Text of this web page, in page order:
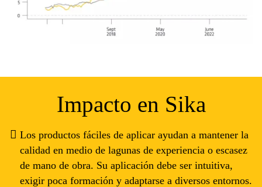
Impacto en Sika
Los productos fáciles de aplicar ayudan a mantener la
calidad en medio de lagunas de experiencia o escasez
de mano de obra. Su aplicación debe ser intuitiva,
exigir poca formación y adaptarse a diversos entornos.